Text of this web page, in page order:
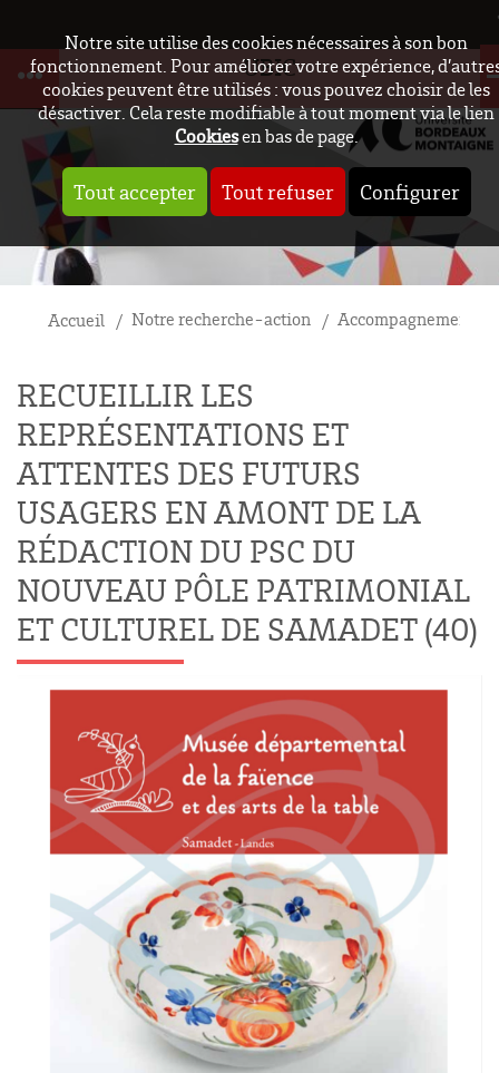
Notre site utilise des cookies nécessaires à son bon
fonctionnement. Pour améliorer votre expérience,
cookies peuvent être utilisés : vous pouvez choisir de les
désactiver. Cela reste modifiable à tout moment via le lien
Cookiesen bas de page.
Tout accepter Tout refuser Configurer
UBIC
Accueil Notre recherche-action Accompagnements
RECUEILLIR LES
REPRÉSENTATIONS ET
ATTENTES DES FUTURS
USAGERS EN AMONT DE LA
RÉDACTION DU PSC DU
NOUVEAU PÔLE PATRIMONIAL
ET CULTUREL DE SAMADET (40)